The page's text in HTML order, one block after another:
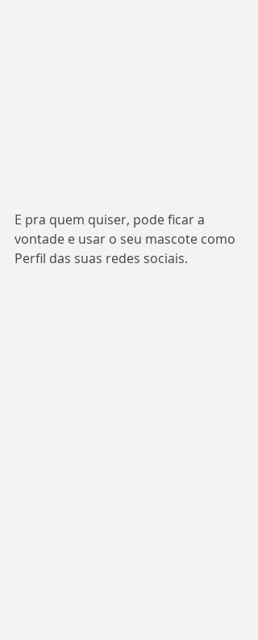
E pra quem quiser, pode ficar a
vontade e usar o seu mascote como
Perfil das suas redes sociais.